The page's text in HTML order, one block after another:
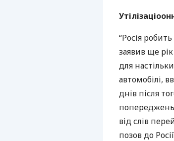
“Росія
заявив ще
для
автомобілі,
днів після
попереджень
від слів
позов до